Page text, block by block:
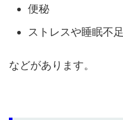
便秘
ストレスや睡眠不足
などがあります。